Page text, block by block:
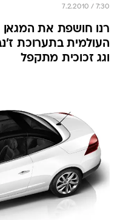
7.2.2010 / 7:30
רנו חושפת את המגאן
העולמית בתערוכת
וגג זכוכית מתקפל